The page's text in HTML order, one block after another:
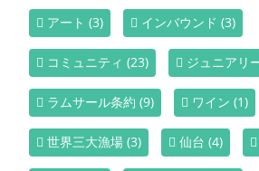
アート (3) インバウンド (3)
コミュニティ (23) ジュニアリ
ラムサール条約 (9) ワイン (1)
世界三大漁場 (3) 仙台 (4)